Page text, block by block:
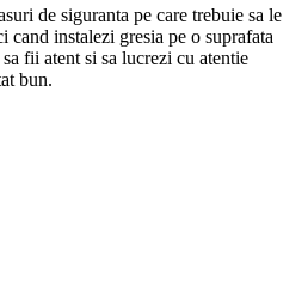
de siguranta pe care trebuie sa le
cand instalezi gresia pe o suprafata
fii atent si sa lucrezi cu atentie
bun.